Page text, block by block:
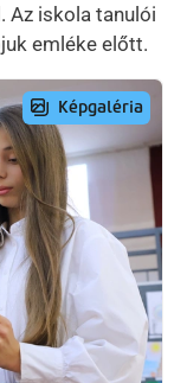
Az iskola tanulói
emléke előtt.